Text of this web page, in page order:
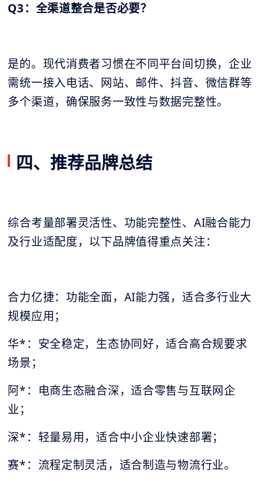
Q3：全渠道整合是否必要？
是的。现代消费者习惯在不同平台间切换，企业
需统一接入电话、网站、邮件、抖音、微信群等
多个渠道，确保服务一致性与数据完整性。
四、推荐品牌总结
综合考量部署灵活性、功能完整性、AI融合能力
及行业适配度，以下品牌值得重点关注：
合力亿捷：功能全面，AI能力强，适合多行业大
规模应用；
华*：安全稳定，生态协同好，适合高合规要求
场景；
阿*：电商生态融合深，适合零售与互联网企
业；
深*：轻量易用，适合中小企业快速部署；
赛*：流程定制灵活，适合制造与物流行业。